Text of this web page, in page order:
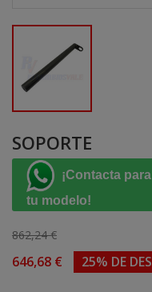
SOPORTE
¡Contacta
tu modelo!
862,24 €
646,68 € 25% DE